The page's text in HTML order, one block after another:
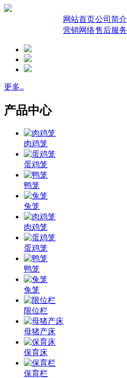
网站首页公司简介
营销网络售后服务
更多..
产品中心
肉鸡笼
蛋鸡笼
鸭笼
兔笼
肉鸡笼
蛋鸡笼
鸭笼
兔笼
限位栏
母猪产床
保育床
保育栏